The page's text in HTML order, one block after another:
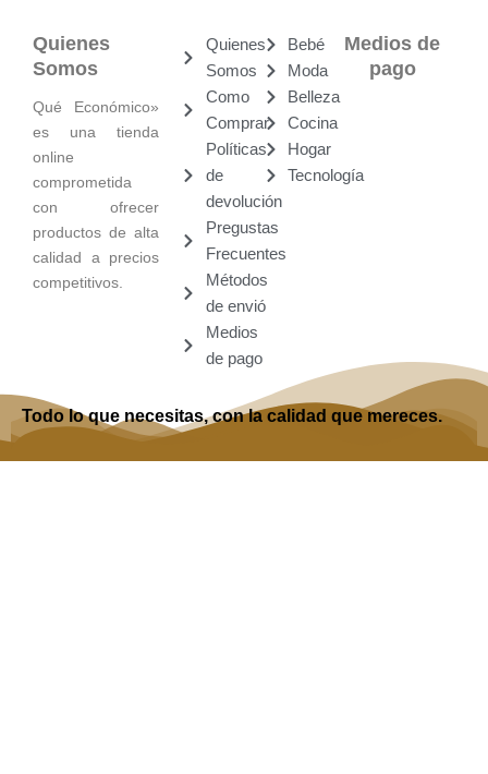
Quienes
Somos
Qué Económico»
es una tienda
online
comprometida
con ofrecer
productos de alta
calidad a precios
competitivos.
Quienes
Somos
Como
Comprar
Políticas
de
devolución
Pregustas
Frecuentes
Métodos
de envió
Medios
de pago
Bebé
Moda
Belleza
Cocina
Hogar
Tecnología
Medios de
pago
Todo lo que necesitas, con la calidad que mereces.